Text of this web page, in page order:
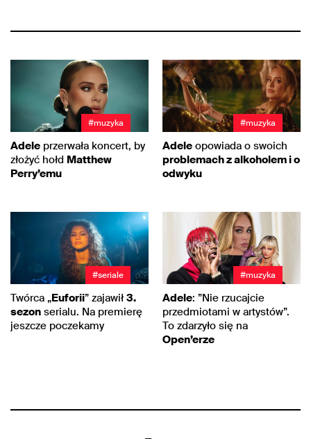
#muzyka
Adele przerwała koncert, by
złożyć hołd Matthew
Perry’emu
#muzyka
Adele opowiada o swoich
problemach z alkoholem i o
odwyku
#seriale
Twórca „Euforii” zajawił 3.
sezon serialu. Na premierę
jeszcze poczekamy
#muzyka
Adele: ”Nie rzucajcie
przedmiotami w artystów”.
To zdarzyło się na
Open’erze